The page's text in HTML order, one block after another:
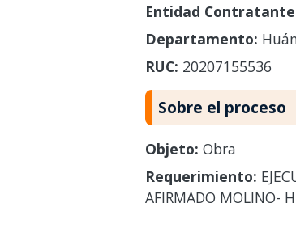
Entidad
Departamento:
RUC: 20207155536
Sobre el proceso
Objeto: Obra
Requerimiento:
AFIRMADO MOLINO-